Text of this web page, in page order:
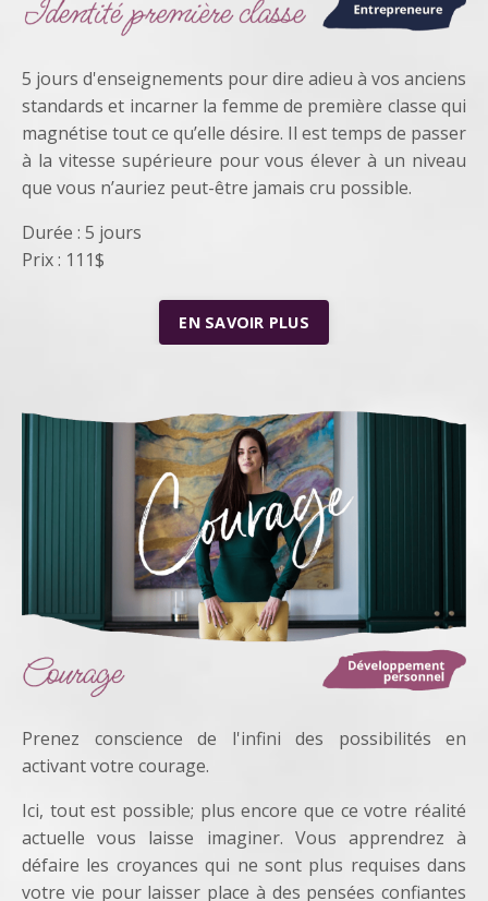
5 jours d'enseignements pour dire adieu à vos anciens
standards et incarner la femme de première classe qui
magnétise tout ce qu’elle désire. Il est temps de passer
à la vitesse supérieure pour vous élever à un niveau
que vous n’auriez peut-être jamais cru possible.
Durée : 5 jours
Prix : 111$
EN SAVOIR PLUS
Prenez conscience de l'infini des possibilités en
activant votre courage.
Ici, tout est possible; plus encore que ce votre réalité
actuelle vous laisse imaginer. Vous apprendrez à
défaire les croyances qui ne sont plus requises dans
votre vie pour laisser place à des pensées confiantes